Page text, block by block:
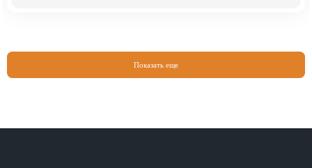
Показать еще